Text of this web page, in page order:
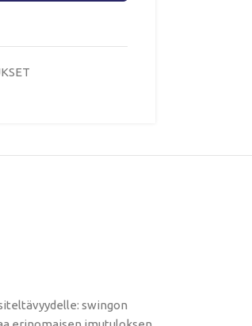
swingon